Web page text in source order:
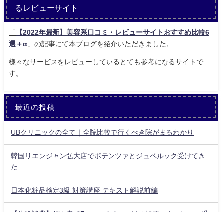
るレビューサイト
「
【2022年最新】美容系口コミ・レビューサイトおすすめ比較6
選＋α 」 の記事にて本ブログを紹介いただきました。
様々なサービスをレビューしているとても参考になるサイトで
す。
最近の投稿
UBクリニックの全て｜全院比較で行くべき院がまるわかり
韓国リエンジャン弘大店でポテンツァとジュベルック受けてき
た
日本化粧品検定3級 対策講座 テキスト解説前編